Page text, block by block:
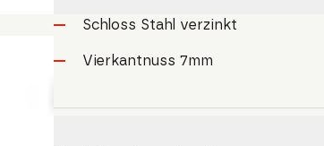
Schloss Stahl verzinkt
Vierkantnuss 7mm